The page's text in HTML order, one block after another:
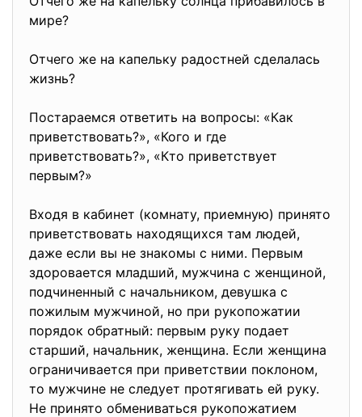
мире?
Отчего же на капельку радостней сделалась
жизнь?
Постараемся ответить на вопросы: «Как
приветствовать?», «Кого и где
приветствовать?», «Кто приветствует
первым?»
Входя в кабинет (комнату, приемную) принято
приветствовать находящихся там людей,
даже если вы не знакомы с ними. Первым
здоровается младший, мужчина с женщиной,
подчиненный с начальником, девушка с
пожилым мужчиной, но при рукопожатии
порядок обратный: первым руку подает
старший, начальник, женщина. Если женщина
ограничивается при приветствии поклоном,
то мужчине не следует протягивать ей руку.
Не принято обмениваться рукопожатием